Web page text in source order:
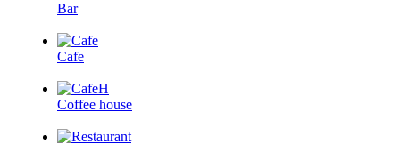
Bar
Cafe
Coffee house